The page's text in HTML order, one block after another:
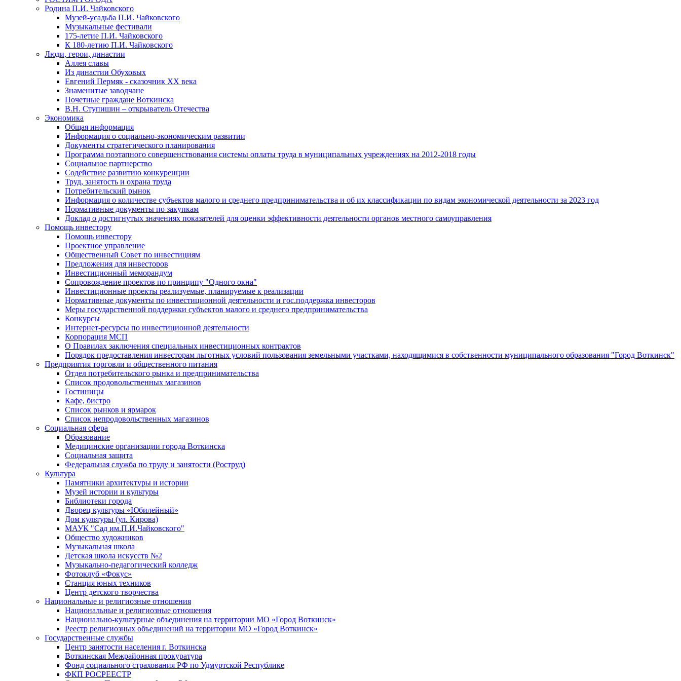
Родина П.И. Чайковского
Музей-усадьба П.И. Чайковского
Музыкальные фестивали
175-летие П.И. Чайковского
К 180-летию П.И. Чайковского
Люди, герои, династии
Аллея славы
Из династии Обуховых
Евгений Пермяк - сказочник XX века
Знаменитые заводчане
Почетные граждане Воткинска
В.Н. Ступишин – открыватель Отечества
Экономика
Общая информация
Информация о социально-экономическим развитии
Документы стратегического планирования
Программа поэтапного совершенствования системы оплаты труда в муниципальных учреждениях на 2012-2018 годы
Социальное партнерство
Содействие развитию конкуренции
Труд, занятость и охрана труда
Потребительский рынок
Информация о количестве субъектов малого и среднего предпринимательства и об их классификации по видам экономической деятельности за 2023 год
Нормативные документы по закупкам
Доклад о достигнутых значениях показателей для оценки эффективности деятельности органов местного самоуправления
Помощь инвестору
Помощь инвестору
Проектное управление
Общественный Совет по инвестициям
Предложения для инвесторов
Инвестиционный меморандум
Сопровождение проектов по принципу "Oдного окна"
Инвестиционные проекты реализуемые, планируемые к реализации
Нормативные документы по инвестиционной деятельности и гос.поддержка инвесторов
Меры государственной поддержки субъектов малого и среднего предпринимательства
Конкурсы
Интернет-ресурсы по инвестиционной деятельности
Корпорация МСП
О Правилах заключения специальных инвестиционных контрактов
Порядок предоставления инвесторам льготных условий пользования земельными участками, находящимися в собственности муниципального образования "Город Воткинск"
Предприятия торговли и общественного питания
Отдел потребительского рынка и предпринимательства
Список продовольственных магазинов
Гостиницы
Кафе, бистро
Cписок рынков и ярмарок
Список непродовольственных магазинов
Социальная сфера
Образование
Медицинские организации города Воткинска
Социальная защита
Федеральная служба по труду и занятости (Роструд)
Культура
Памятники архитектуры и истории
Музей истории и культуры
Библиотеки города
Дворец культуры «Юбилейный»
Дом культуры (ул. Кирова)
МАУК "Сад им.П.И.Чайковского"
Общество художников
Музыкальная школа
Детская школа искусств №2
Музыкально-педагогический колледж
Фотоклуб «Фокус»
Станция юных техников
Центр детского творчества
Национальные и религиозные отношения
Национальные и религиозные отношения
Национально-культурные объединения на территории МО «Город Воткинск»
Реестр религиозных объединений на территории МО «Город Воткинск»
Государственные службы
Центр занятости населения г. Воткинска
Воткинская Межрайонная прокуратура
Фонд социального страхования РФ по Удмуртской Республике
ФКП РОСРЕЕСТР